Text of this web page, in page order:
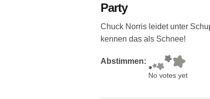
Party
Chuck Norris leidet unter
kennen das als Schnee!
Abstimmen:
No votes yet